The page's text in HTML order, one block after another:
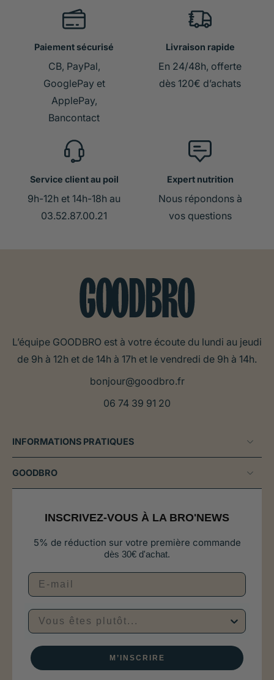
Paiement sécurisé
CB, PayPal,
GooglePay et
ApplePay,
Bancontact
Livraison rapide
En 24/48h, offerte
dès 120€ d’achats
Service client au poil
9h-12h et 14h-18h au
03.52.87.00.21
Expert nutrition
Nous répondons à
vos questions
L’équipe GOODBRO est à votre écoute du lundi au jeudi
de 9h à 12h et de 14h à 17h et le vendredi de 9h à 14h.
bonjour@goodbro.fr
06 74 39 91 20
INFORMATIONS PRATIQUES
GOODBRO
INSCRIVEZ-VOUS À LA BRO'NEWS
5% de réduction sur votre première commande
dès 30€ d'achat.
Vous êtes plutôt...
M’INSCRIRE